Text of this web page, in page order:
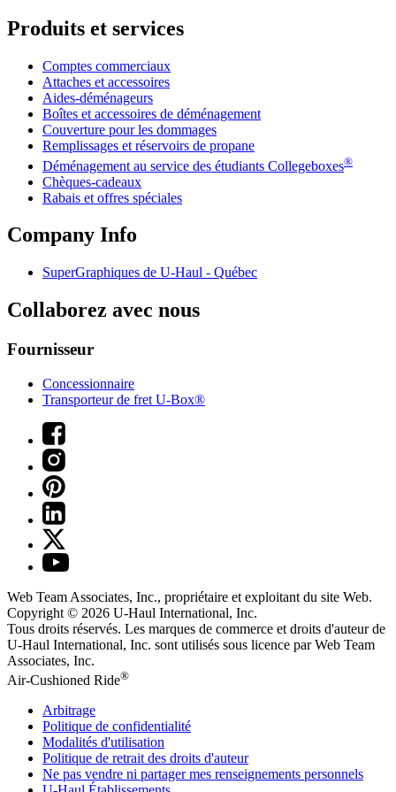
Produits et services
Comptes commerciaux
Attaches et accessoires
Aides-déménageurs
Boîtes et accessoires de déménagement
Couverture pour les dommages
Remplissages et réservoirs de propane
Déménagement au service des étudiants Collegeboxes®
Chèques-cadeaux
Rabais et offres spéciales
Company Info
SuperGraphiques de U-Haul - Québec
Collaborez avec nous
Fournisseur
Concessionnaire
Transporteur de fret U-Box®
Web Team Associates, Inc., propriétaire et exploitant du site Web.
Copyright © 2026 U-Haul International, Inc.
Tous droits réservés. Les marques de commerce et droits d'auteur de
U-Haul International, Inc. sont utilisés sous licence par Web Team
Associates, Inc.
Air-Cushioned Ride®
Arbitrage
Politique de confidentialité
Modalités d'utilisation
Politique de retrait des droits d'auteur
Ne pas vendre ni partager mes renseignements personnels